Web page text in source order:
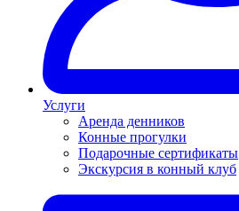
Услуги
Аренда денников
Конные прогулки
Подарочные сертификаты
Экскурсия в конный клуб